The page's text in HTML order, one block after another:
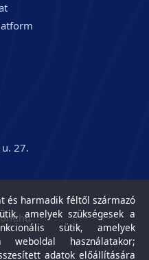
27.
és harmadik féltől származó
amelyek szükségesek a
sütik, amelyek
weboldal használatakor;
adatok előállítására